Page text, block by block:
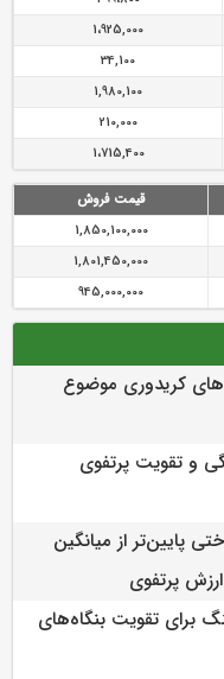
1،925,000
34,100
1,980,100
210,000
1،715,400
قیمت فروش
1,850,100,000
1,801,450,000
945,000,000
کریدوری موضوع
و تقویت پرتفوی
پایین‌تر از میانگین
پرتفوی
برای تقویت بنگاه‌های